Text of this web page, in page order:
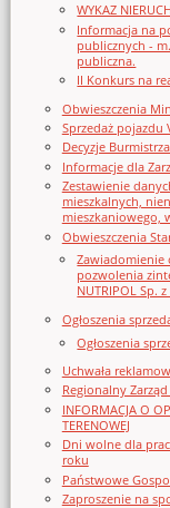
WYKAZ
Informacja na
publicznych -
publiczna.
II Konkurs na
Obwieszczenia
Sprzedaż pojazdu
Decyzje
Informacje dla
Zestawienie
mieszkalnych,
mieszkaniowego,
Obwieszczenia
Zawiadomienie
pozwolenia
NUTRIPOL Sp.
Ogłoszenia
Ogłoszenia
Uchwała
Regionalny
INFORMACJA O
TERENOWEJ
Dni wolne dla
roku
Państwowe
Zaproszenie na